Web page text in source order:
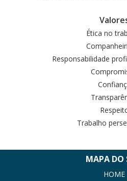
Ética no
Responsabilidade
Trabalho
MAPA DO
HOME